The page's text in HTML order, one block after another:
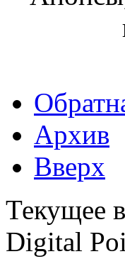
Архив
Вверх
Текущее
Digital